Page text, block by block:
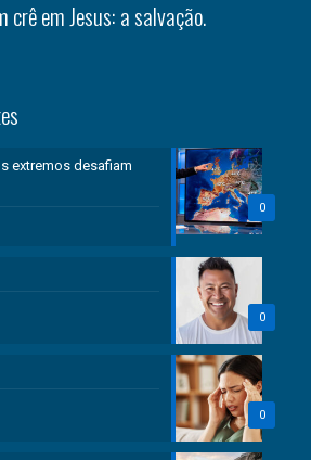
crê em Jesus: a salvação.
0
extremos desafiam
0
0